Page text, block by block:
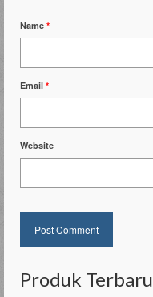
Name *
Email *
Website
Produk Terbaru